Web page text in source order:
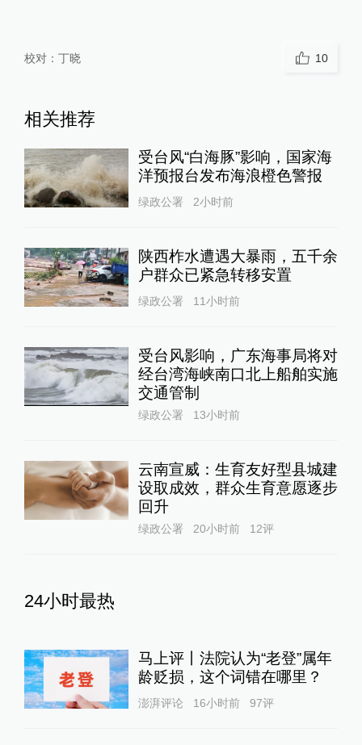
校对： 丁晓 10
相关推荐
受台风“白海豚”影响，国家海
洋预报台发布海浪橙色警报
绿政公署 2小时前
陕西柞水遭遇大暴雨，五千余
户群众已紧急转移安置
绿政公署 11小时前
受台风影响，广东海事局将对
经台湾海峡南口北上船舶实施
交通管制
绿政公署 13小时前
云南宣威：生育友好型县城建
设取成效，群众生育意愿逐步
回升
绿政公署 20小时前 12评
24小时最热
马上评丨法院认为“老登”属年
龄贬损，这个词错在哪里？
澎湃评论 16小时前 97评